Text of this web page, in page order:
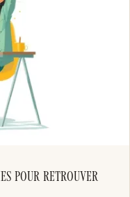
pour retrouver